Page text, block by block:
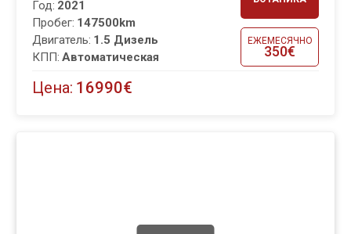
ЕЖЕМЕСЯЧНО
350€
Пробег: 147500km
Год: 2021
Двигатель: 1.5 Дизель
КПП: Автоматическая
Цена: 16990€